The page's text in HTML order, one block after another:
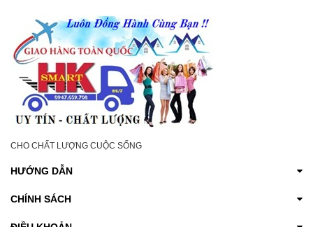
CHO CHẤT LƯỢNG CUỘC SỐNG
HƯỚNG DẪN
CHÍNH SÁCH